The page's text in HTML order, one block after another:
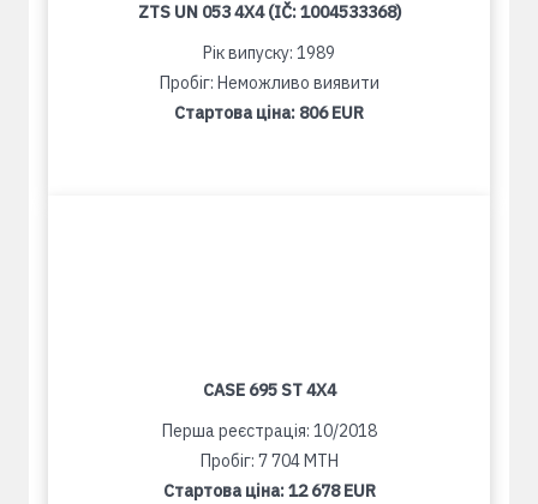
ZTS UN 053 4X4 (IČ: 1004533368)
Рік випуску: 1989
Пробіг: Неможливо виявити
Стартова ціна: 806 EUR
CASE 695 ST 4X4
Перша реєстрація: 10/2018
Пробіг: 7 704 MTH
Стартова ціна:12 678 EUR